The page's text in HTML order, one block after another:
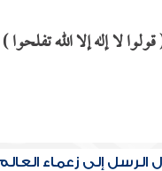
لا إله إلا الله تفلحوا
الرسل إلى زعماء